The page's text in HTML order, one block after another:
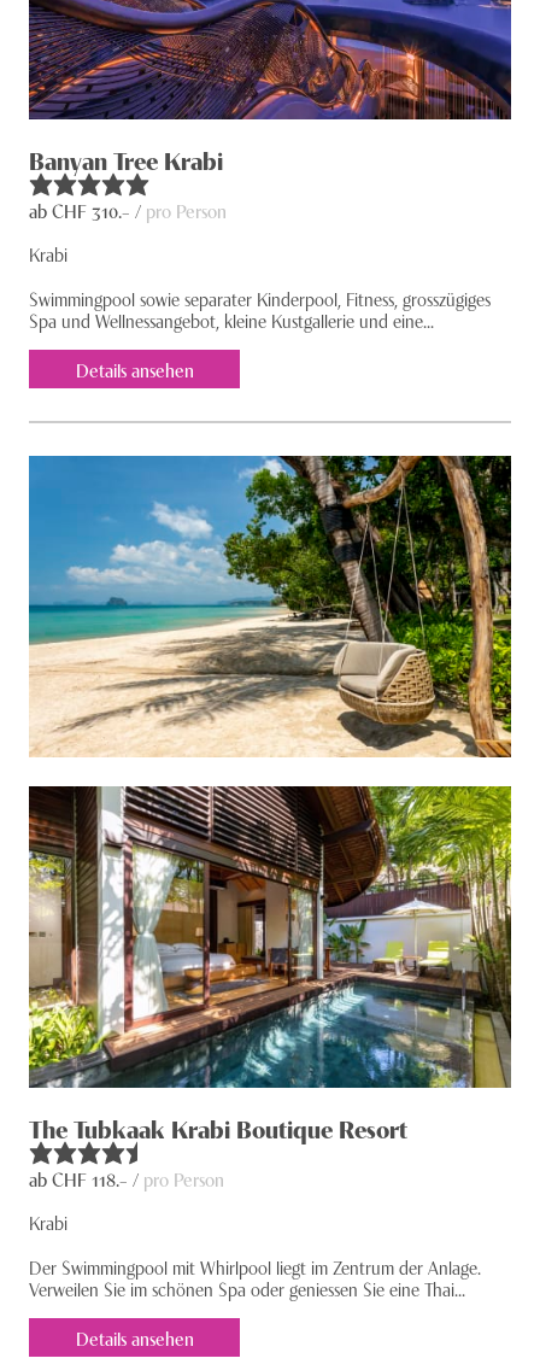
Banyan Tree Krabi
ab CHF310.– / pro Person
Krabi
Swimmingpool sowie separater Kinderpool, Fitness, grosszügiges
Spa und Wellnessangebot, kleine Kustgallerie und eine...
Details ansehen
The Tubkaak Krabi Boutique Resort
ab CHF118.– / pro Person
Krabi
Der Swimmingpool mit Whirlpool liegt im Zentrum der Anlage.
Verweilen Sie im schönen Spa oder geniessen Sie eine Thai...
Details ansehen